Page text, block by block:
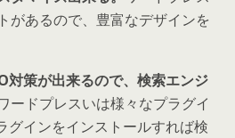
があるので、豊富なデザインを
対策が出来るので、検索エンジ
ードプレスいは様々なプラグイ
グインをインストールすれば検